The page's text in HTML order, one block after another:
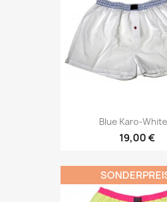
Blue Karo-
19,00 €